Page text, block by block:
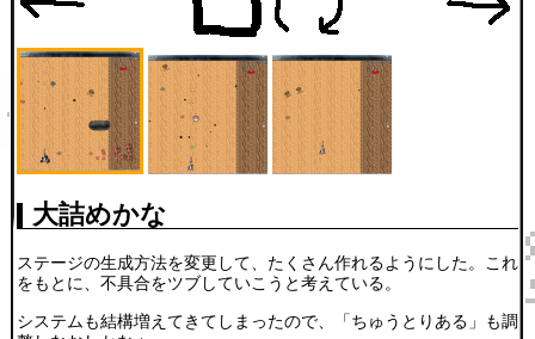
大詰めかな
ステージの生成方法を変更して、たくさん作れるようにした。これ
をもとに、不具合をツブしていこうと考えている。
システムも結構増えてきてしまったので、「ちゅうとりある」も調